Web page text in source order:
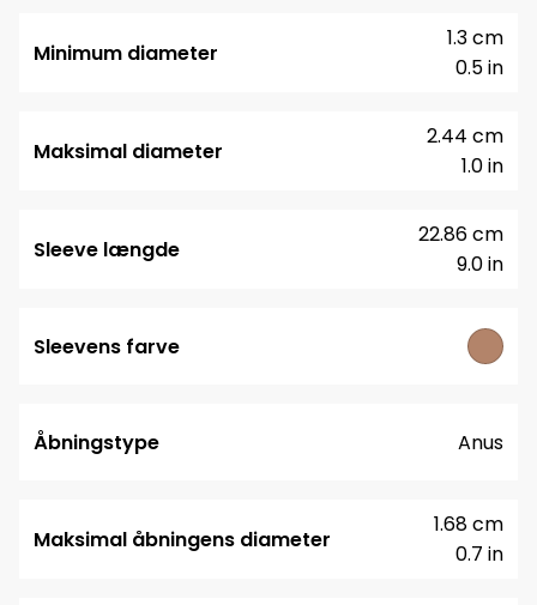
Minimum diameter
0.5 in
1.3 cm
Maksimal diameter
1.0 in
2.44 cm
Sleeve længde
9.0 in
22.86 cm
Sleevens farve
Åbningstype Anus
Maksimal åbningens diameter
0.7 in
1.68 cm